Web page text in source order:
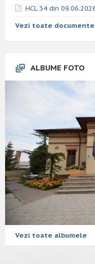
HCL 34 din
Vezi toate
ALBUME FOTO
Vezi toate albumele